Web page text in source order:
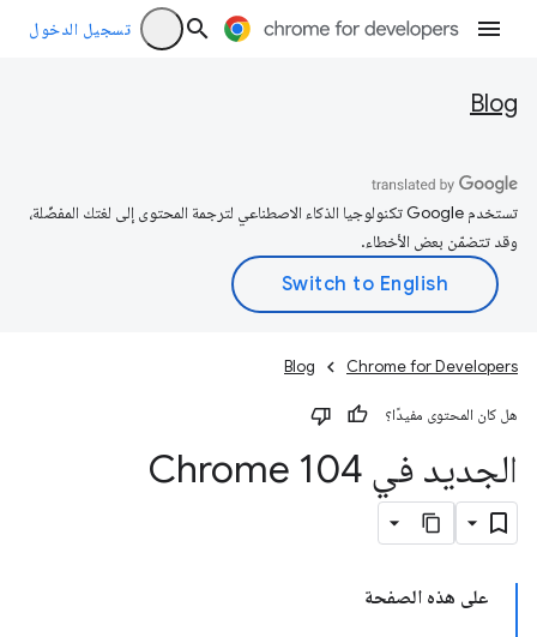
تسجيل الدخول
Blog
تستخدم Google تكنولوجيا الذكاء الاصطناعي لترجمة المحتوى إلى لغتك المفضّلة،
وقد تتضمّن بعض الأخطاء.
Chrome for Developers
Blog
هل كان المحتوى مفيدًا؟
الجديد في Chrome 104
على هذه الصفحة